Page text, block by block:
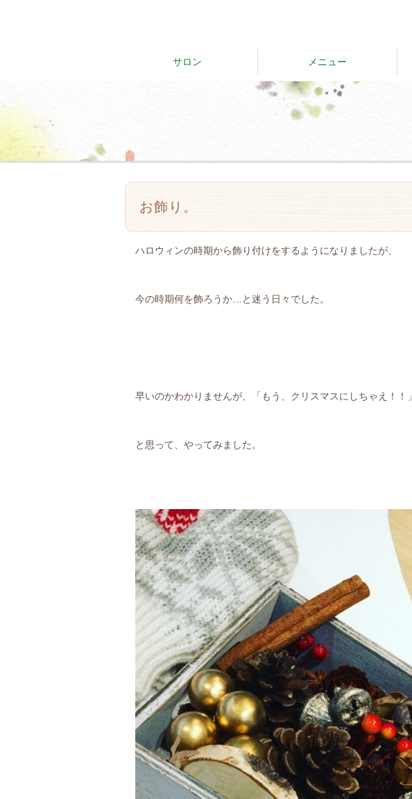
サロン メニュー
お飾り。
ハロウィンの時期から飾り付けをするようになりましたが、
今の時期何を飾ろうか…と迷う日々でした。
早いのかわかりませんが、「もう、クリスマスにしちゃえ！！」
と思って、やってみました。